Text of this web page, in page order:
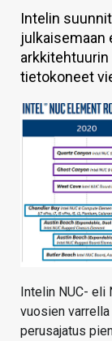
TIETOA
HINTA.FI
KAUPPA
VAIHDA TEEMA
HAKU
Intelin
julkaisemaan
tietokoneet
Intelin NUC- eli
vuosien
perusajatus